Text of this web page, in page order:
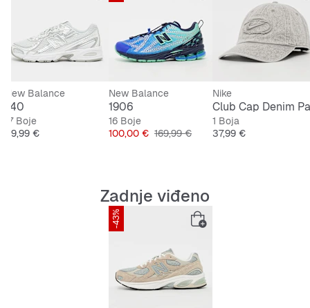
New Balance
740
17 Boje
Cijena
119,99 €
New Balance
1906
16 Boje
Cijena
100,00 € Originalna cijena
169,99 €
Nike
1 Boja
Cijena
37,99 €
Zadnje viđeno
-43%